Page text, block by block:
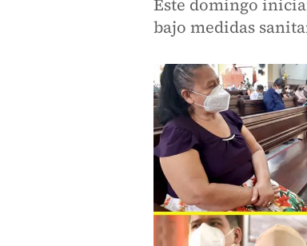
Este domingo
bajo medidas